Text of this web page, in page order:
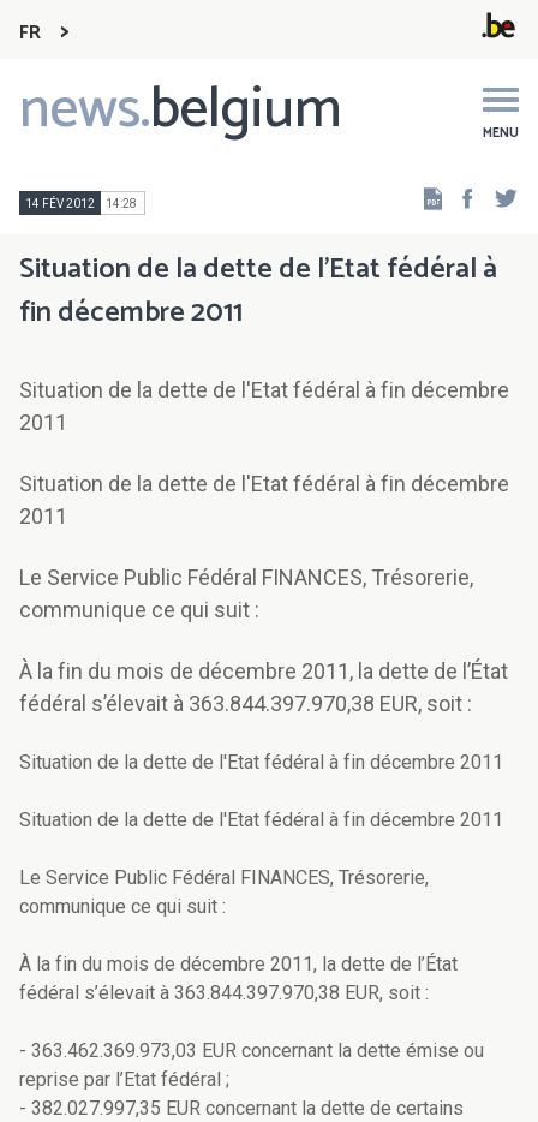
FR
news.belgium MENU
Main
navigation
14 FÉV 2012 14:28
Situation de la dette de l'Etat fédéral à
fin décembre 2011
Situation de la dette de l'Etat fédéral à fin décembre
2011
Situation de la dette de l'Etat fédéral à fin décembre
2011
Le Service Public Fédéral FINANCES, Trésorerie,
communique ce qui suit :
À la fin du mois de décembre 2011, la dette de l’État
fédéral s’élevait à 363.844.397.970,38 EUR, soit :
Situation de la dette de l'Etat fédéral à fin décembre 2011
Situation de la dette de l'Etat fédéral à fin décembre 2011
Le Service Public Fédéral FINANCES, Trésorerie,
communique ce qui suit :
À la fin du mois de décembre 2011, la dette de l’État
fédéral s’élevait à 363.844.397.970,38 EUR, soit :
- 363.462.369.973,03 EUR concernant la dette émise ou
reprise par l’Etat fédéral ;
- 382.027.997,35 EUR concernant la dette de certains